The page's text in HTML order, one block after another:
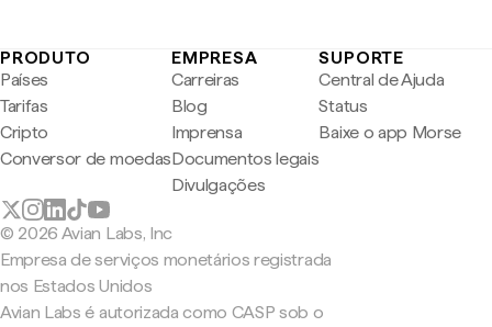
PRODUTO
Países
Tarifas
Cripto
Conversor de moedas
EMPRESA
Carreiras
Blog
Imprensa
Documentos legais
Divulgações
SUPORTE
Central de Ajuda
Status
Baixe o app Morse
© 2026 Avian Labs, Inc
Empresa de serviços monetários registrada
nos Estados Unidos
Avian Labs é autorizada como CASP sob o